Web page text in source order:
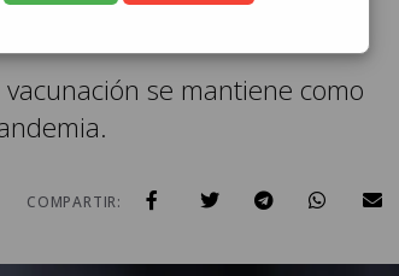
se mantiene como
COMPARTIR: